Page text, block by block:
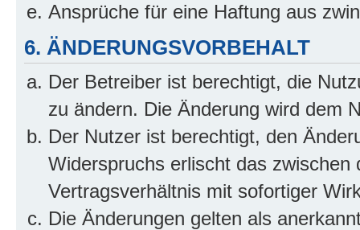
Ansprüche für eine Haftung aus
6. ÄNDERUNGSVORBEHALT
Der Betreiber ist berechtigt, die
zu ändern. Die Änderung wird dem
Der Nutzer ist berechtigt, den
Widerspruchs erlischt das
Vertragsverhältnis mit sofortiger
Die Änderungen gelten als